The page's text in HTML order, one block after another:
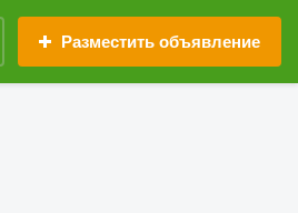
Разместить объявление